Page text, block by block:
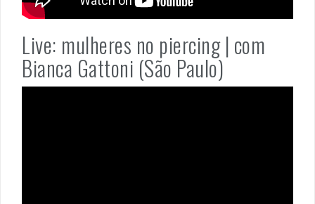
Live: mulheres no piercing | com
Bianca Gattoni (São Paulo)